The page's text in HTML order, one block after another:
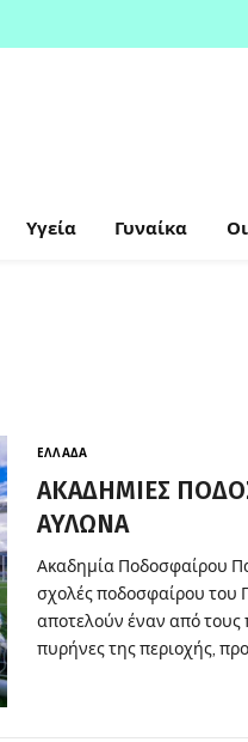
Υγεία Γυναίκα
ΕΛΛΆΔΑ
ΑΚΑΔΗΜΙΕΣ
ΑΥΛΩΝΑ
Ακαδημία Ποδοσφαίρου
σχολές ποδοσφαίρου του
αποτελούν έναν από τους
πυρήνες της περιοχής,